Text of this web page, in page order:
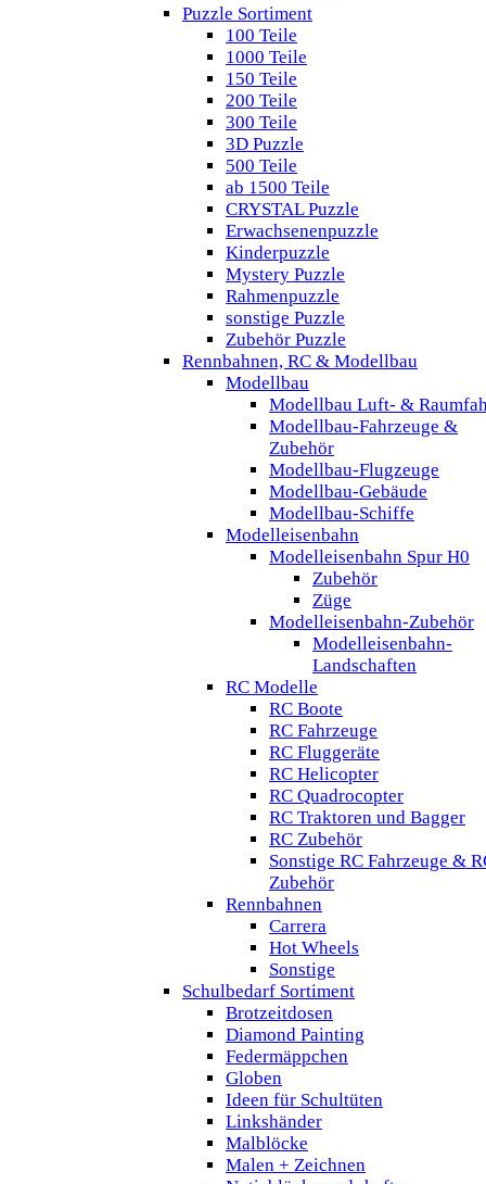
Puzzle Sortiment
100 Teile
1000 Teile
150 Teile
200 Teile
300 Teile
3D Puzzle
500 Teile
ab 1500 Teile
CRYSTAL Puzzle
Erwachsenenpuzzle
Kinderpuzzle
Mystery Puzzle
Rahmenpuzzle
sonstige Puzzle
Zubehör Puzzle
Rennbahnen, RC & Modellbau
Modellbau
Modellbau Luft- &
Modellbau-Fahrzeuge &
Zubehör
Modellbau-Flugzeuge
Modellbau-Gebäude
Modellbau-Schiffe
Modelleisenbahn
Modelleisenbahn Spur H0
Zubehör
Züge
Modelleisenbahn-Zubehör
Modelleisenbahn-
Landschaften
RC Modelle
RC Boote
RC Fahrzeuge
RC Fluggeräte
RC Helicopter
RC Quadrocopter
RC Traktoren und Bagger
RC Zubehör
Sonstige RC Fahrzeuge &
Zubehör
Rennbahnen
Carrera
Hot Wheels
Sonstige
Schulbedarf Sortiment
Brotzeitdosen
Diamond Painting
Federmäppchen
Globen
Ideen für Schultüten
Linkshänder
Malblöcke
Malen + Zeichnen